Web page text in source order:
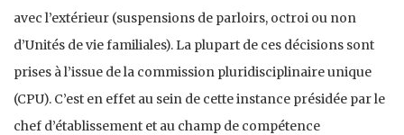
avec l’extérieur (suspensions de parloirs, octroi ou non
d’Unités de vie familiales). La plupart de ces décisions sont
prises à l’issue de la commission pluridisciplinaire unique
(CPU). C’est en effet au sein de cette instance présidée par le
chef d’établissement et au champ de compétence